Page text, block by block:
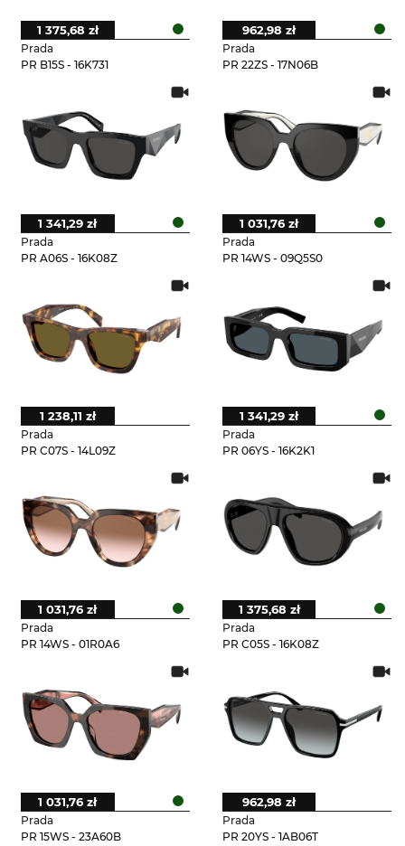
Prada
PR B15S - 16K731
1 375,68 zł
Prada
PR 22ZS - 17N06B
962,98 zł
Prada
PR A06S - 16K08Z
1 341,29 zł
Prada
PR 14WS - 09Q5S0
1 031,76 zł
Prada
PR C07S - 14L09Z
1 238,11 zł
Prada
PR 06YS - 16K2K1
1 341,29 zł
Prada
PR 14WS - 01R0A6
1 031,76 zł
Prada
PR C05S - 16K08Z
1 375,68 zł
Prada
PR 15WS - 23A60B
1 031,76 zł
Prada
PR 20YS - 1AB06T
962,98 zł